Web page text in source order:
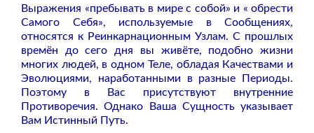
Выражения «пребывать в мире с собой» и « обрести
Самого Себя», используемые в Сообщениях,
относятся к Реинкарнационным Узлам. С прошлых
времён до сего дня вы живёте, подобно жизни
многих людей, в одном Теле, обладая Качествами и
Эволюциями, наработанными в разные Периоды.
Поэтому в Вас присутствуют внутренние
Противоречия. Однако Ваша Сущность указывает
Вам Истинный Путь.